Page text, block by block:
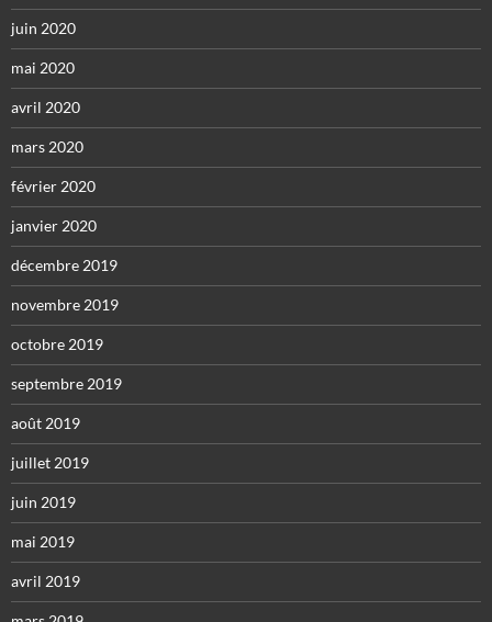
juin 2020
mai 2020
avril 2020
mars 2020
février 2020
janvier 2020
décembre 2019
novembre 2019
octobre 2019
septembre 2019
août 2019
juillet 2019
juin 2019
mai 2019
avril 2019